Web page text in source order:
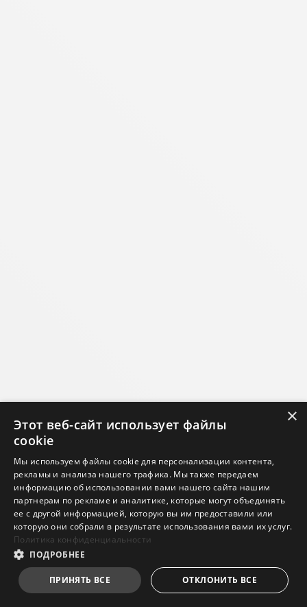
×
Этот веб-сайт использует файлы
cookie
Мы используем файлы cookie для персонализации контента,
рекламы и анализа нашего трафика. Мы также передаем
информацию об использовании вами нашего сайта нашим
партнерам по рекламе и аналитике, которые могут объединять
ее с другой информацией, которую вы им предоставили или
которую они собрали в результате использования вами их услуг.
Политика конфиденциальности
ПОДРОБНЕЕ
ПРИНЯТЬ ВСЕ ОТКЛОНИТЬ ВСЕ